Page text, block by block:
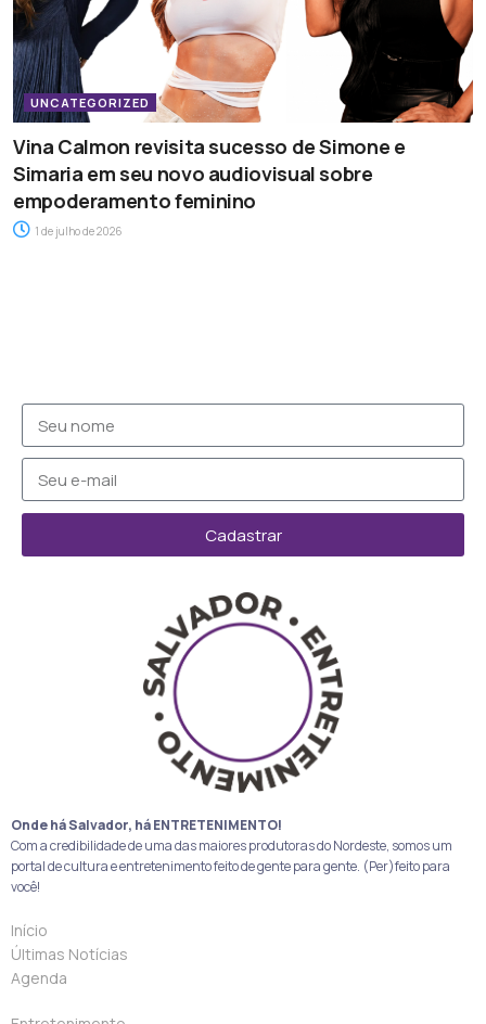
UNCATEGORIZED
Vina Calmon revisita sucesso de Simone e
Simaria em seu novo audiovisual sobre
empoderamento feminino
1 de julho de 2026
Cadastrar
Onde há Salvador, há ENTRETENIMENTO!
Com a credibilidade de uma das maiores produtoras do Nordeste, somos um
portal de cultura e entretenimento feito de gente para gente. (Per)feito para
você!
Início
Últimas Notícias
Agenda